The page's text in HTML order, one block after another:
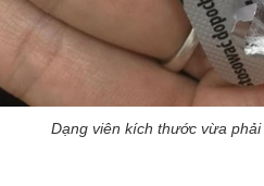
Dạng viên kích thước vừa